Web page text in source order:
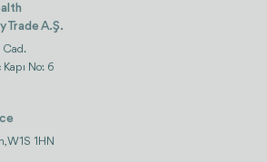
Trade A.Ş.
Cad.
No: 6
W1S 1HN